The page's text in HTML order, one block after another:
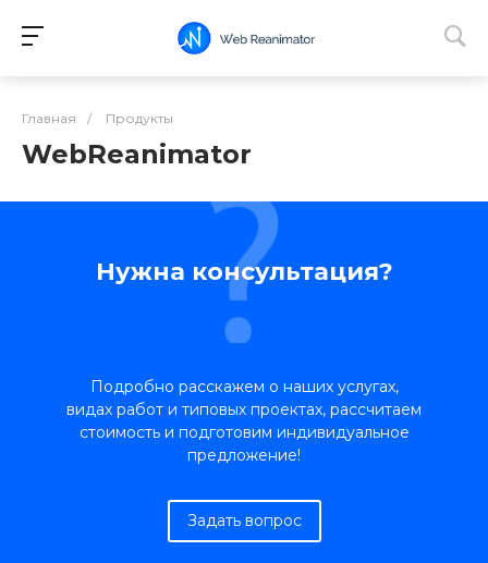
Главная / Продукты
WebReanimator
Нужна консультация?
Подробно расскажем о наших услугах,
видах работ и типовых проектах, рассчитаем
стоимость и подготовим индивидуальное
предложение!
Задать вопрос